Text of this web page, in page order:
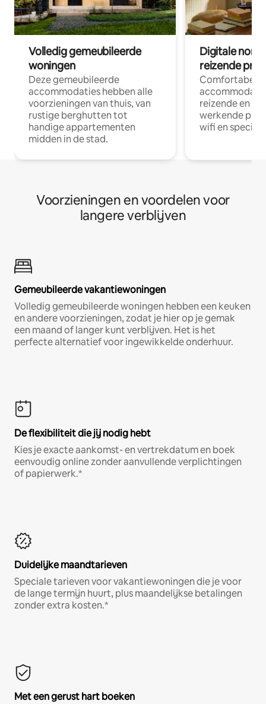
Volledig gemeubileerde
woningen
Deze gemeubileerde
accommodaties hebben alle
voorzieningen van thuis, van
rustige berghutten tot
handige appartementen
midden in de stad.
Digitale
reizende
Comfortabele
reizende en
werkende
wifi en
Voorzieningen en voordelen voor
langere verblijven
Gemeubileerde vakantiewoningen
Volledig gemeubileerde woningen hebben een keuken
en andere voorzieningen, zodat je hier op je gemak
een maand of langer kunt verblijven. Het is het
perfecte alternatief voor ingewikkelde onderhuur.
De flexibiliteit die jij nodig hebt
Kies je exacte aankomst- en vertrekdatum en boek
eenvoudig online zonder aanvullende verplichtingen
of papierwerk.*
Duidelijke maandtarieven
Speciale tarieven voor vakantiewoningen die je voor
de lange termijn huurt, plus maandelijkse betalingen
zonder extra kosten.*
Met een gerust hart boeken